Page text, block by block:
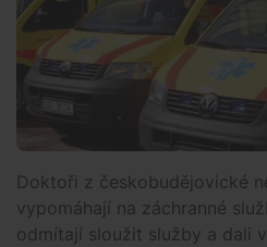
Doktoři z českobudějovické
vypomáhají na záchranné
odmítají sloužit služby a dali